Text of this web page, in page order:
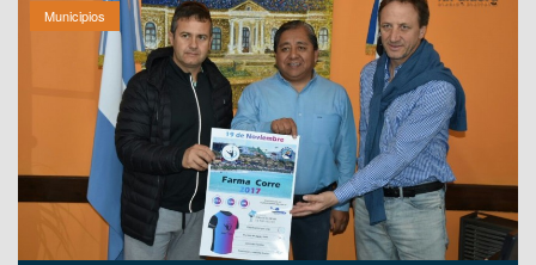
Municipios